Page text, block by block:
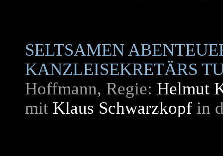
SELTSAMEN
KANZLEISEKRETÄRS
Hoffmann, Regie: Helmut
mit Klaus Schwarzkopf in